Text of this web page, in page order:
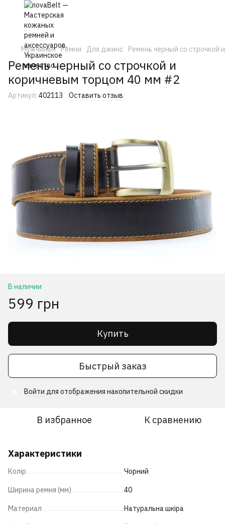
Мужчинам Ремни Для джинс Ремень черный со
Ремень черный со строчкой и
коричневым торцом 40 мм #2
Артикул: 402113 Оставить отзыв
В наличии
599 грн
Купить
Быстрый заказ
Войти для отображения накопительной скидки
В избранное К сравнению
Характеристики
Колір Чорний
Ширина ремня (мм) 40
Материал Натуральна шкіра